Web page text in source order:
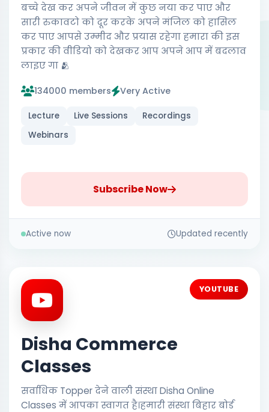
बच्चे देख कर अपने जीवन में कुछ नया कर पाए और
सारी रुकावटो को दूर करके अपने मंजिल को हासिल
कर पाए आपसे उम्मीद और प्रयास रहेगा हमारा की इस
प्रकार की वीडियो को देखकर आप अपने आप में बदलाव
लाइए गा 🫂
134000 members Very Active
Lecture Live Sessions
Recordings
Webinars
Subscribe Now
Active now Updated recently
YOUTUBE
Disha Commerce
Classes
सर्वाधिक Topper देने वाली संस्था Disha Online
Classes में आपका स्वागत है।हमारी संस्था बिहार बोर्ड